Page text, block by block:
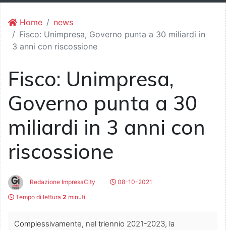
Home
news
Fisco: Unimpresa, Governo punta a 30 miliardi in
3 anni con riscossione
Fisco: Unimpresa,
Governo punta a 30
miliardi in 3 anni con
riscossione
Redazione ImpresaCity
08-10-2021
Tempo di lettura 2 minuti
Complessivamente, nel triennio 2021-2023, la